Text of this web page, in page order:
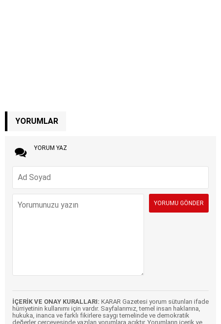
YORUMLAR
YORUM YAZ
İÇERİK VE ONAY KURALLARI: KARAR Gazetesi yorum sütunları ifade
hürriyetinin kullanımı için vardır. Sayfalarımız, temel insan haklarına,
hukuka, inanca ve farklı fikirlere saygı temelinde ve demokratik
değerler çerçevesinde yazılan yorumlara açıktır. Yorumların içerik ve